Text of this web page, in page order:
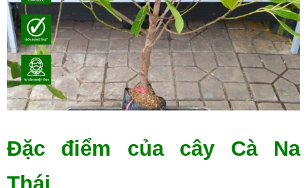
Đặc điểm của cây Cà Na